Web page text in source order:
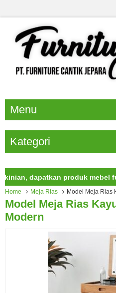
Menu
Kategori
produk mebel
Home Meja Rias Model Meja Rias
Model Meja Rias
Modern